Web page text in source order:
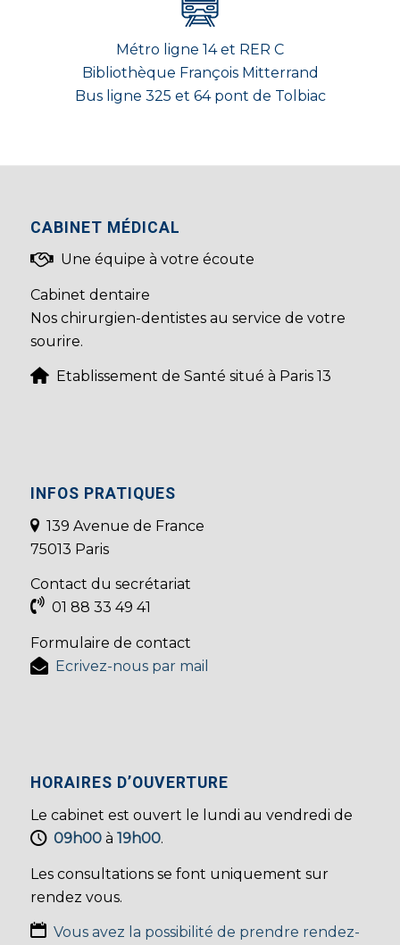
Métro ligne 14 et RER C
Bibliothèque François Mitterrand
Bus ligne 325 et 64 pont de Tolbiac
CABINET MÉDICAL
Une équipe à votre écoute
Cabinet dentaire
Nos chirurgien-dentistes au service de votre
sourire.
Etablissement de Santé situé à Paris 13
INFOS PRATIQUES
139 Avenue de France
75013 Paris
Contact du secrétariat
01 88 33 49 41
Formulaire de contact
Ecrivez-nous par mail
HORAIRES D’OUVERTURE
Le cabinet est ouvert le lundi au vendredi de
09h00à 19h00.
Les consultations se font uniquement sur
rendez vous.
Vous avez la possibilité de prendre rendez-